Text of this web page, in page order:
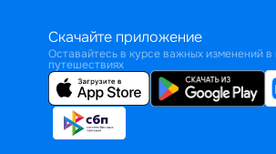
Скачайте приложение
Оставайтесь в курсе важных изменений
путешествиях